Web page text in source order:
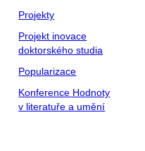
Projekty
Projekt inovace
doktorského studia
Popularizace
Konference Hodnoty
v literatuře a umění